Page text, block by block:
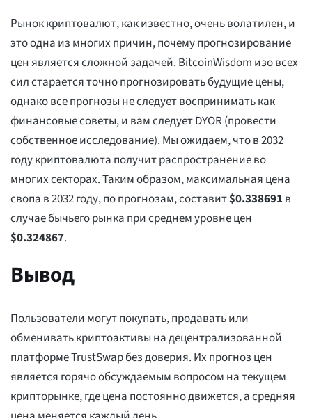
Рынок криптовалют, как известно, очень волатилен, и
это одна из многих причин, почему прогнозирование
цен является сложной задачей. BitcoinWisdom изо всех
сил старается точно прогнозировать будущие цены,
однако все прогнозы не следует воспринимать как
финансовые советы, и вам следует DYOR (провести
собственное исследование). Мы ожидаем, что в 2032
году криптовалюта получит распространение во
многих секторах. Таким образом, максимальная цена
свопа в 2032 году, по прогнозам, составит$0.338691 в
случае бычьего рынка при среднем уровне цен
$0.324867.
Вывод
Пользователи могут покупать, продавать или
обменивать криптоактивы на децентрализованной
платформе TrustSwap без доверия. Их прогноз цен
является горячо обсуждаемым вопросом на текущем
крипторынке, где цена постоянно движется, а средняя